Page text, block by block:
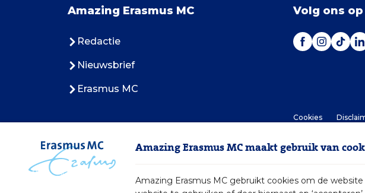
Amazing Erasmus MC
Redactie
Nieuwsbrief
Erasmus MC
Volg ons op
Cookies
Amazing Erasmus MC maakt gebruik van
Amazing Erasmus MC gebruikt cookies om de